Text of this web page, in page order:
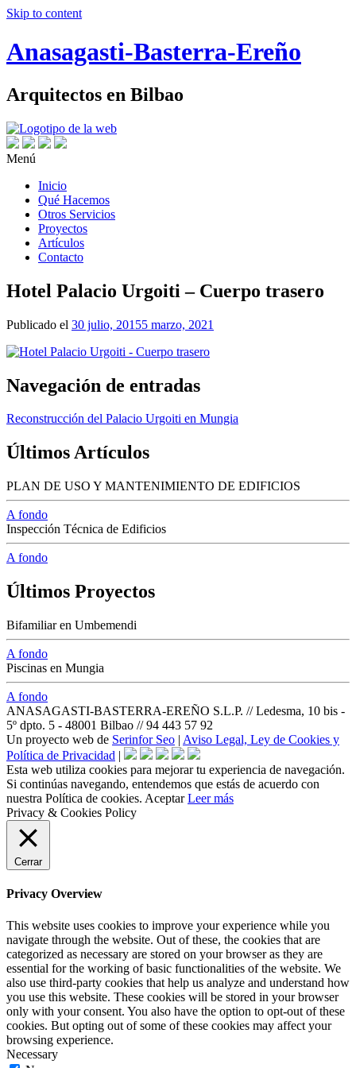
Skip to content
Anasagasti-Basterra-Ereño
Arquitectos en Bilbao
Menú
Inicio
Qué Hacemos
Otros Servicios
Proyectos
Artículos
Contacto
Hotel Palacio Urgoiti – Cuerpo trasero
Publicado el 30 julio, 20155 marzo, 2021
Navegación de entradas
Reconstrucción del Palacio Urgoiti en Mungia
Últimos Artículos
PLAN DE USO Y MANTENIMIENTO DE EDIFICIOS
A fondo
Inspección Técnica de Edificios
A fondo
Últimos Proyectos
Bifamiliar en Umbemendi
A fondo
Piscinas en Mungia
A fondo
ANASAGASTI-BASTERRA-EREÑO S.L.P. // Ledesma, 10 bis -
5º dpto. 5 - 48001 Bilbao // 94 443 57 92
Un proyecto web de Serinfor Seo | Aviso Legal, Ley de Cookies y
Política de Privacidad |
Esta web utiliza cookies para mejorar tu experiencia de navegación.
Si continúas navegando, entendemos que estás de acuerdo con
nuestra Política de cookies. Aceptar Leer más
Privacy & Cookies Policy
Cerrar
Privacy Overview
This website uses cookies to improve your experience while you
navigate through the website. Out of these, the cookies that are
categorized as necessary are stored on your browser as they are
essential for the working of basic functionalities of the website. We
also use third-party cookies that help us analyze and understand how
you use this website. These cookies will be stored in your browser
only with your consent. You also have the option to opt-out of these
cookies. But opting out of some of these cookies may affect your
browsing experience.
Necessary